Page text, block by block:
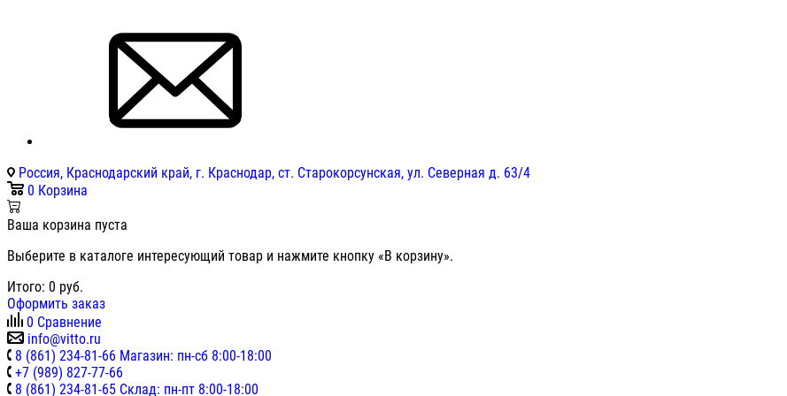
Россия, Краснодарский край, г. Краснодар, ст. Старокорсунская, ул. Северная д. 63/4
0 Корзина
Ваша корзина пуста
Выберите в каталоге интересующий товар и нажмите кнопку «В корзину».
Итого: 0 руб.
Оформить заказ
0 Сравнение
info@vitto.ru
8 (861) 234-81-66 Магазин: пн-сб 8:00-18:00
+7 (989) 827-77-66
8 (861) 234-81-65 Склад: пн-пт 8:00-18:00